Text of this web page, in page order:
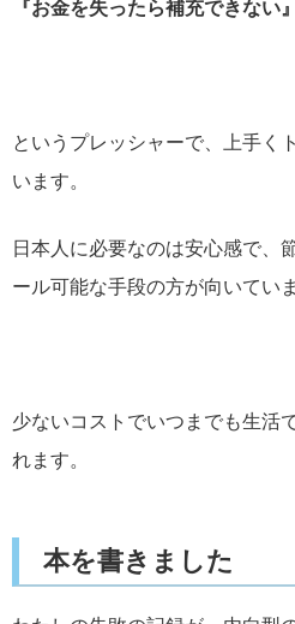
『お金を失ったら補充できない』
というプレッシャーで、上手く
います。
日本人に必要なのは安心感で、
ール可能な手段の方が向いていま
少ないコストでいつまでも生活
れます。
本を書きました